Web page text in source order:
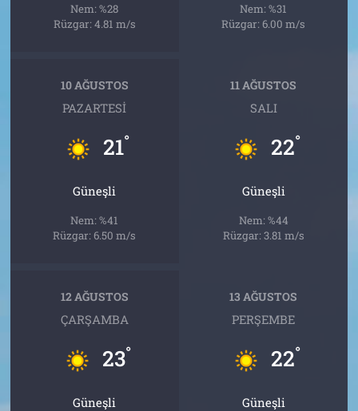
Nem: %28
Rüzgar: 4.81 m/s
Nem: %31
Rüzgar: 6.00 m/s
10 AĞUSTOS
PAZARTESI
21°
Güneşli
Nem: %41
Rüzgar: 6.50 m/s
11 AĞUSTOS
SALI
22°
Güneşli
Nem: %44
Rüzgar: 3.81 m/s
12 AĞUSTOS
ÇARŞAMBA
23°
Güneşli
13 AĞUSTOS
PERŞEMBE
22°
Güneşli